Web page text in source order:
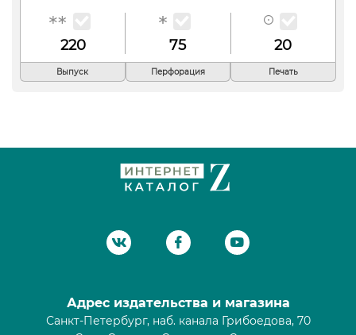
220 75 20
Выпуск Перфорация Печать
Адрес издательства и магазина
Санкт-Петербург, наб. канала Грибоедова, 70